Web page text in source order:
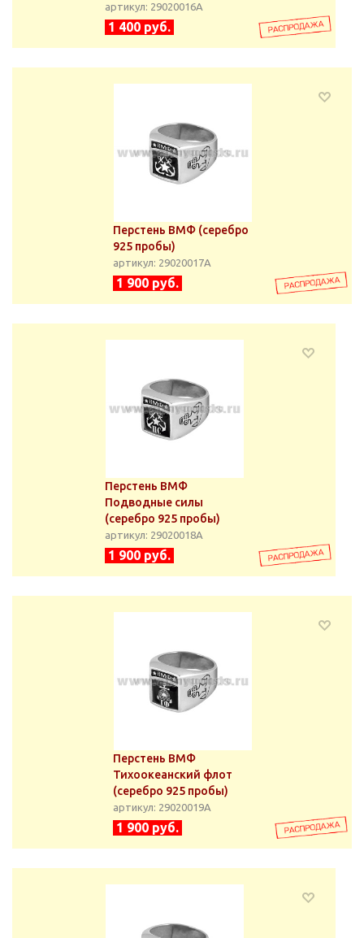
артикул: 29020016А
1 400 руб.
Перстень ВМФ (серебро
925 пробы)
артикул: 29020017А
1 900 руб.
Перстень ВМФ
Подводные силы
(серебро 925 пробы)
артикул: 29020018А
1 900 руб.
Перстень ВМФ
Тихоокеанский флот
(серебро 925 пробы)
артикул: 29020019А
1 900 руб.